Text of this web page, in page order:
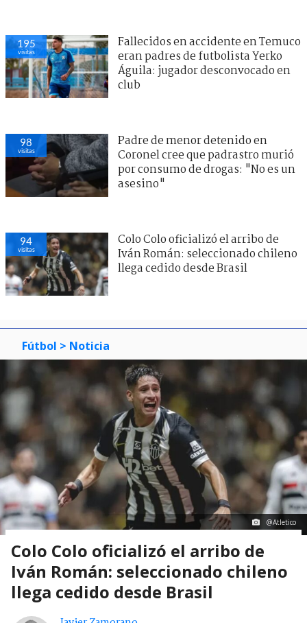
195
visitas
Fallecidos en accidente en Temuco
eran padres de futbolista Yerko
Águila: jugador desconvocado en
club
98
visitas
Padre de menor detenido en
Coronel cree que padrastro murió
por consumo de drogas: "No es un
asesino"
94
visitas
Colo Colo oficializó el arribo de
Iván Román: seleccionado chileno
llega cedido desde Brasil
Fútbol > Noticia
@Atletico
Colo Colo oficializó el arribo de
Iván Román: seleccionado chileno
llega cedido desde Brasil